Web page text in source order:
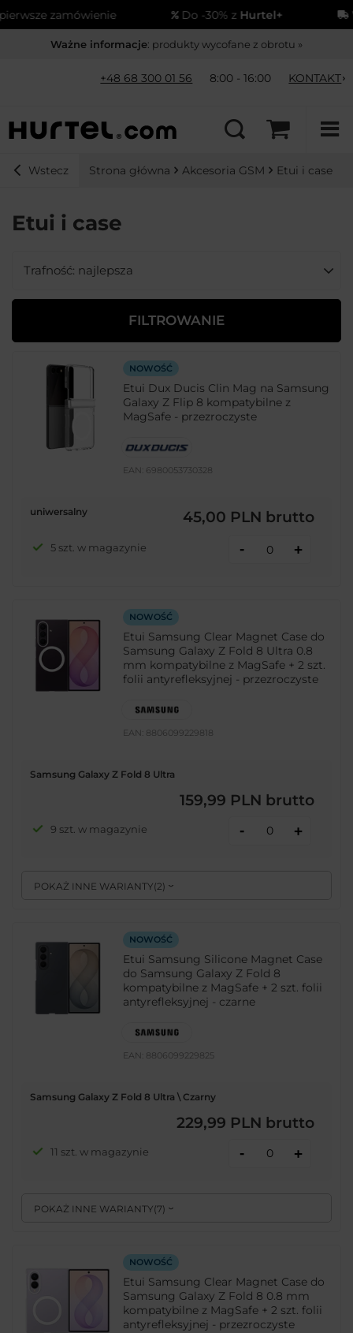
zamówienie Do -30% zHurtel+
Ważne informacje: produkty wycofane z obrotu »
+48 68 300 01 56 8:00 - 16:00 KONTAKT
Wstecz Strona główna Akcesoria GSM Etui i case
Etui i case
Zmień sortowanie
Trafność: najlepsza
FILTROWANIE
NOWOŚĆ
Etui Dux Ducis Clin Mag na Samsung
Galaxy Z Flip 8 kompatybilne z
MagSafe - przezroczyste
EAN: 6980053730328
uniwersalny 45,00 PLN brutto
5 szt. w magazynie - +
NOWOŚĆ
Etui Samsung Clear Magnet Case do
Samsung Galaxy Z Fold 8 Ultra 0.8
mm kompatybilne z MagSafe + 2 szt.
folii antyrefleksyjnej - przezroczyste
EAN: 8806099229818
POKAŻ INNE WARIANTY(2)
Samsung Galaxy Z Fold 8 Ultra
159,99 PLN brutto
9 szt. w magazynie - +
NOWOŚĆ
Etui Samsung Silicone Magnet Case
do Samsung Galaxy Z Fold 8
kompatybilne z MagSafe + 2 szt. folii
antyrefleksyjnej - czarne
EAN: 8806099229825
POKAŻ INNE WARIANTY(7)
Samsung Galaxy Z Fold 8 Ultra \ Czarny
229,99 PLN brutto
11 szt. w magazynie - +
NOWOŚĆ
Etui Samsung Clear Magnet Case do
Samsung Galaxy Z Fold 8 0.8 mm
kompatybilne z MagSafe + 2 szt. folii
antyrefleksyjnej - przezroczyste